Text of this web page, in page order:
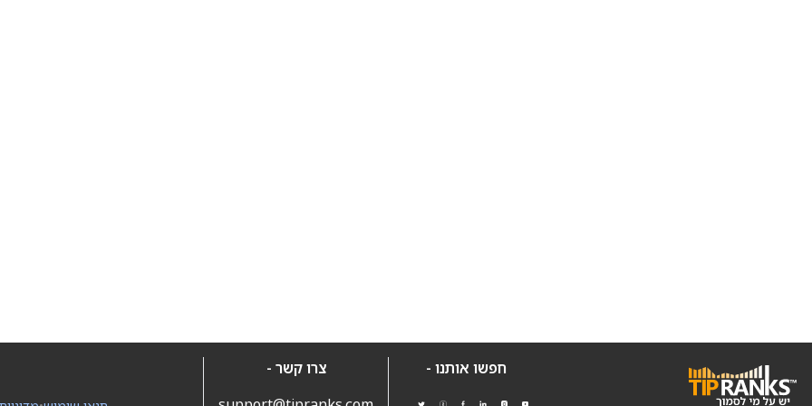
חפשו אותנו -
צרו קשר -